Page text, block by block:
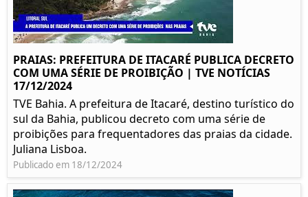
PRAIAS: PREFEITURA DE ITACARÉ PUBLICA DECRETO
COM UMA SÉRIE DE PROIBIÇÃO | TVE NOTÍCIAS
17/12/2024
TVE Bahia. A prefeitura de Itacaré, destino turístico do
sul da Bahia, publicou decreto com uma série de
proibições para frequentadores das praias da cidade.
Juliana Lisboa.
Publicado em 18/12/2024